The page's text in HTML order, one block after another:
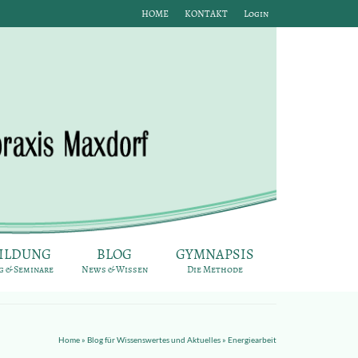
HOME KONTAKT Login
& Seminare
BLOG
News & Wissen
GYMNAPSIS
Die Methode
Home » Blog für Wissenswertes und Aktuelles » Energiearbeit